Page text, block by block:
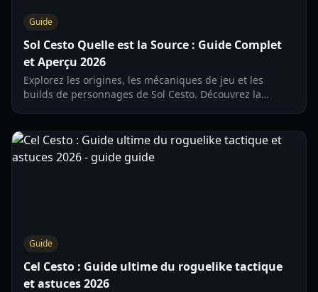
Guide
Sol Cesto Quelle est la Source : Guide Complet
et Aperçu 2026
Explorez les origines, les mécaniques de jeu et les
builds de personnages de Sol Cesto. Découvrez la
Guide
Cel Cesto : Guide ultime du roguelike tactique
et astuces 2026